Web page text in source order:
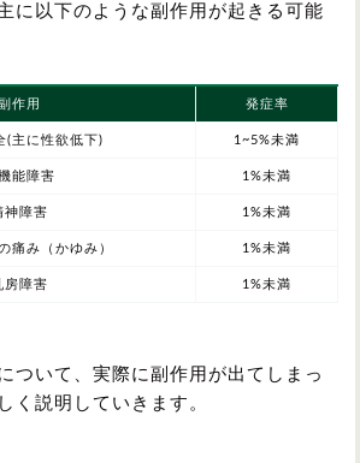
に以下のような副作用が起きる可能
作用 発症率
(主に性欲低下) 1~5%未満
能障害 1%未満
神障害 1%未満
痛み（かゆみ） 1%未満
房障害 1%未満
ついて、実際に副作用が出てしまっ
く説明していきます。